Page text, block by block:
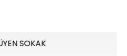
SOKAK